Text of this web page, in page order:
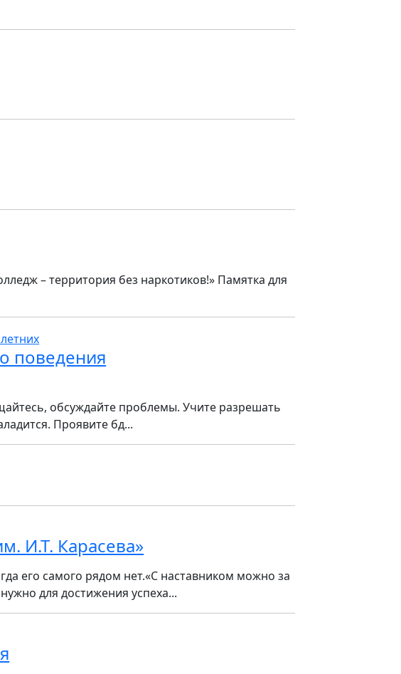
– территория без наркотиков!» Памятка для
поведения
обсуждайте проблемы. Учите разрешать
Проявите бд...
И.Т. Карасева»
его самого рядом нет.«С наставником можно за
для достижения успеха...